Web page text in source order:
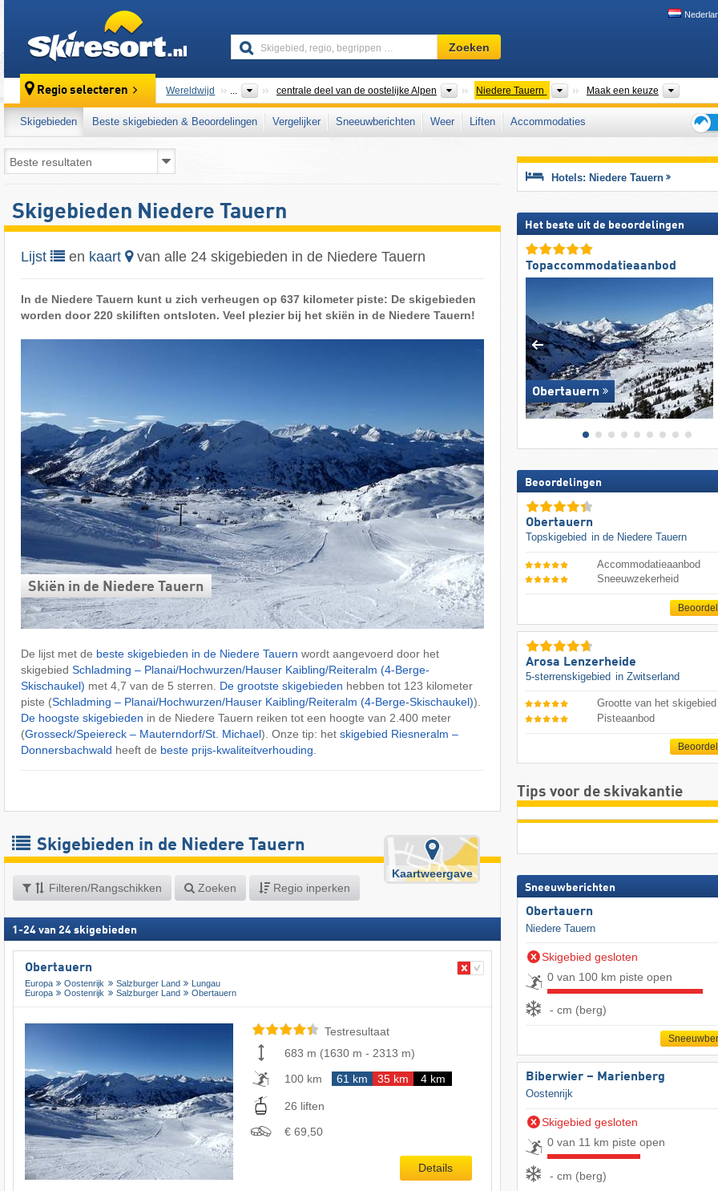
Skigebied,
regio,
…
Zoeken
Regio selecteren Wereldwijd ... centrale deel van de oostelijke Alpen Bergketens
Niedere Tauern Bergketens
Maak een keuze
Skigebieden Beste skigebieden & Beoordelingen Vergelijker Sneeuwberichten Weer Liften
Accommodaties
voor
Skigebieden Niedere Tauern
Lijst en kaart van alle 24 skigebieden in de Niedere Tauern
In de Niedere Tauern kunt u zich verheugen op 637 kilometer piste: De skigebieden
worden door 220 skiliften ontsloten. Veel plezier bij het skiën in de Niedere Tauern!
Skiën in de Niedere Tauern
De lijst met de beste skigebieden in de Niedere Tauern wordt aangevoerd door het
skigebied Schladming – Planai/​Hochwurzen/​Hauser Kaibling/​Reiteralm (4-Berge-
Skischaukel) met 4,7 van de 5 sterren. De grootste skigebieden hebben tot 123 kilometer
piste (Schladming – Planai/​Hochwurzen/​Hauser Kaibling/​Reiteralm (4-Berge-Skischaukel)).
De hoogste skigebieden in de Niedere Tauern reiken tot een hoogte van 2.400 meter
(Grosseck/​Speiereck – Mauterndorf/​St. Michael). Onze tip: het skigebied Riesneralm –
Donnersbachwald heeft de beste prijs-kwaliteitverhouding
Skigebieden in de Niedere Tauern
Filteren/Rangschikken Zoeken Regio inperken
Kaartweergave
1 -24 van 24 skigebieden
Obertauern
Europa Oostenrijk Salzburger Land
Lungau
Europa
Oostenrijk Salzburger Land Obertauern
Testresultaat
683 m (1630 m - 2313 m)
100 km
61 km 35 km 4 km
26 liften
€ 69,50
Details
Hotels: Niedere Tauern
Het beste uit de beoordelingen
Topaccommodatieaanbod
Obertauern
Beoordelingen
Obertauern
Topskigebied in de Niedere Tauern
Accommodatieaanbod
Sneeuwzekerheid
Arosa Lenzerheide
5-sterrenskigebied in Zwitserland
Grootte van het skigebied
Pisteaanbod
Tips voor de skivakantie
Sneeuwberichten
Obertauern
Niedere Tauern
Skigebied gesloten
0 van 100 km piste open
- cm (berg)
Biberwier – Marienberg
Oostenrijk
Skigebied gesloten
0 van 11 km piste open
- cm (berg)